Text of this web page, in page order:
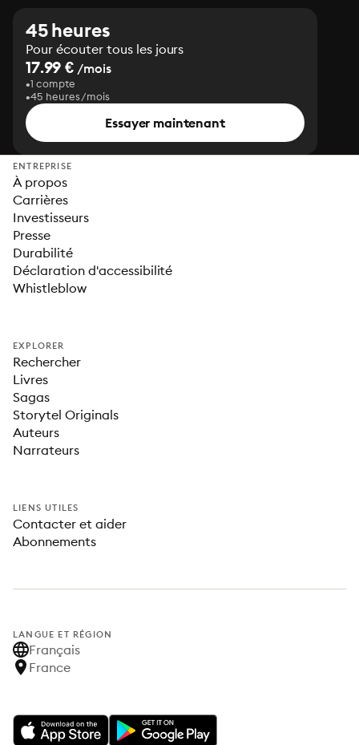
45 heures
Pour écouter tous les jours
17.99 € /mois
1 compte
45 heures/mois
Essayer maintenant
ENTREPRISE
À propos
Carrières
Investisseurs
Presse
Durabilité
Déclaration d'accessibilité
Whistleblow
EXPLORER
Rechercher
Livres
Sagas
Storytel Originals
Auteurs
Narrateurs
LIENS UTILES
Contacter et aider
Abonnements
LANGUE ET RÉGION
Français
France